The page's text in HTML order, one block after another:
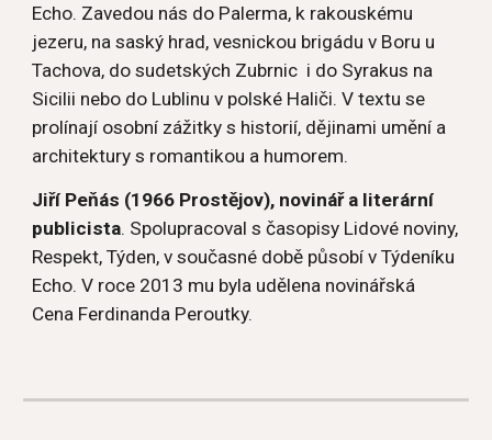
Echo. Zavedou nás do Palerma, k rakouskému
jezeru, na saský hrad, vesnickou brigádu v Boru u
Tachova, do sudetských Zubrnic  i do Syrakus na
Sicilii nebo do Lublinu v polské Haliči. V textu se
prolínají osobní zážitky s historií, dějinami umění a
architektury s romantikou a humorem.
Jiří Peňás (1966 Prostějov), novinář a literární
publicista. Spolupracoval s časopisy Lidové noviny,
Respekt, Týden, v současné době působí v Týdeníku
Echo. V roce 2013 mu byla udělena novinářská
Cena Ferdinanda Peroutky.